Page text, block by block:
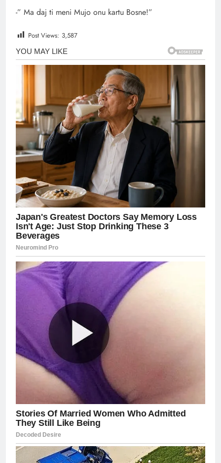
-” Ma daj ti meni Mujo onu kartu Bosne!”
Post Views: 3,587